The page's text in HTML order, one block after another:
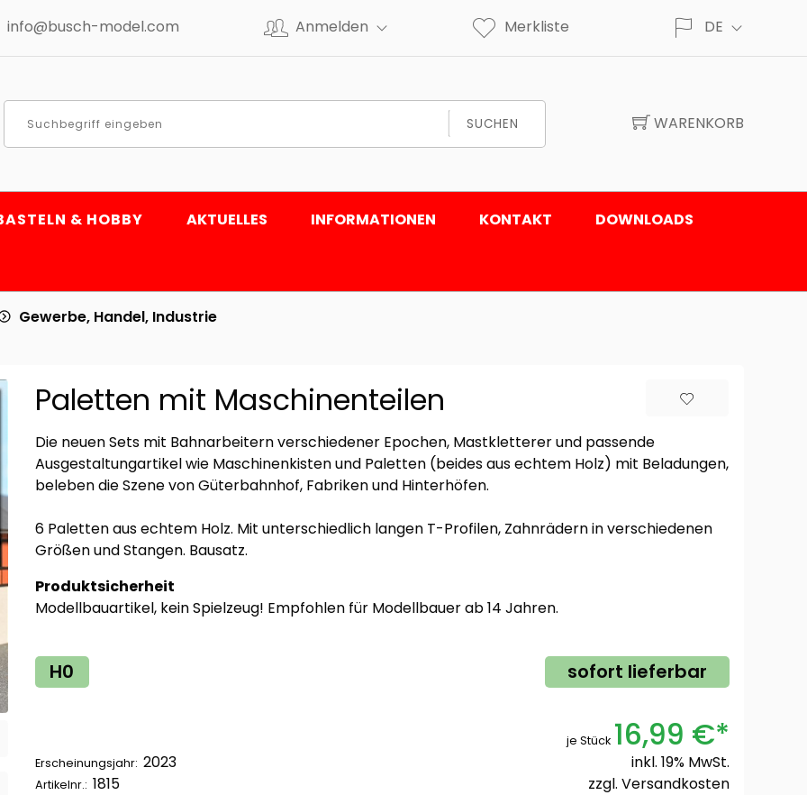
info@busch-model.com Anmelden Merkliste DE
SUCHEN WARENKORB
& HOBBY AKTUELLES INFORMATIONEN KONTAKT DOWNLOADS
Gewerbe, Handel, Industrie
Paletten mit Maschinenteilen
Die neuen Sets mit Bahnarbeitern verschiedener Epochen, Mastkletterer und passende
Ausgestaltungartikel wie Maschinenkisten und Paletten (beides aus echtem Holz) mit Beladungen,
beleben die Szene von Güterbahnhof, Fabriken und Hinterhöfen.
6 Paletten aus echtem Holz. Mit unterschiedlich langen T-Profilen, Zahnrädern in verschiedenen
Größen und Stangen. Bausatz.
Produktsicherheit
Modellbauartikel, kein Spielzeug! Empfohlen für Modellbauer ab 14 Jahren.
H0 sofort lieferbar
Erscheinungsjahr: 2023
Artikelnr.: 1815
je Stück 16,99 €*
inkl. 19% MwSt.
zzgl. Versandkosten